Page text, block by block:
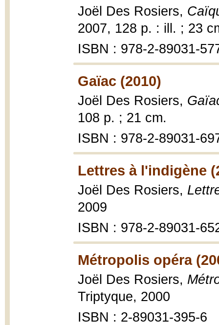
Joël Des Rosiers,
2007, 128 p. : ill. ; 23
ISBN : 978-2-89031-
Gaïac (2010)
Joël Des Rosiers,
108 p. ; 21 cm.
ISBN : 978-2-89031-
Lettres à l'indigène
Joël Des Rosiers,
2009
ISBN : 978-2-89031-
Métropolis opéra
Joël Des Rosiers,
Triptyque, 2000
ISBN : 2-89031-395-6